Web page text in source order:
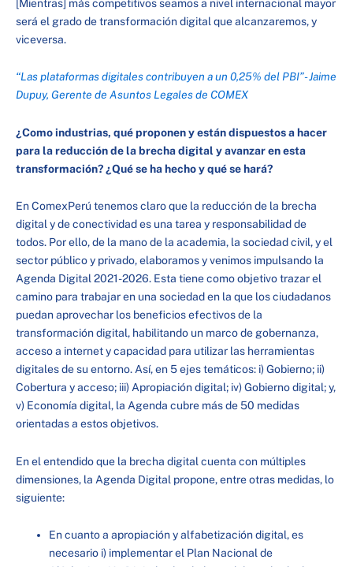
[Mientras] más competitivos seamos a nivel internacional mayor
será el grado de transformación digital que alcanzaremos, y
viceversa.
“Las plataformas digitales contribuyen a un 0,25% del PBI”- Jaime
Dupuy, Gerente de Asuntos Legales de COMEX
¿Como industrias, qué proponen y están dispuestos a hacer
para la reducción de la brecha digital y avanzar en esta
transformación? ¿Qué se ha hecho y qué se hará?
En ComexPerú tenemos claro que la reducción de la brecha
digital y de conectividad es una tarea y responsabilidad de
todos. Por ello, de la mano de la academia, la sociedad civil, y el
sector público y privado, elaboramos y venimos impulsando la
Agenda Digital 2021-2026. Esta tiene como objetivo trazar el
camino para trabajar en una sociedad en la que los ciudadanos
puedan aprovechar los beneficios efectivos de la
transformación digital, habilitando un marco de gobernanza,
acceso a internet y capacidad para utilizar las herramientas
digitales de su entorno. Así, en 5 ejes temáticos: i) Gobierno; ii)
Cobertura y acceso; iii) Apropiación digital; iv) Gobierno digital; y,
v) Economía digital, la Agenda cubre más de 50 medidas
orientadas a estos objetivos.
En el entendido que la brecha digital cuenta con múltiples
dimensiones, la Agenda Digital propone, entre otras medidas, lo
siguiente:
En cuanto a apropiación y alfabetización digital, es
necesario i) implementar el Plan Nacional de